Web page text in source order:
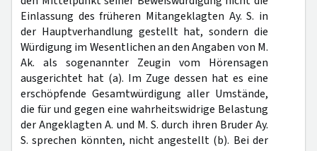
Einlassung des früheren Mitangeklagten Ay. S. in
der Hauptverhandlung gestellt hat, sondern die
Würdigung im Wesentlichen an den Angaben von M.
Ak. als sogenannter Zeugin vom Hörensagen
ausgerichtet hat (a). Im Zuge dessen hat es eine
erschöpfende Gesamtwürdigung aller Umstände,
die für und gegen eine wahrheitswidrige Belastung
der Angeklagten A. und M. S. durch ihren Bruder Ay.
S. sprechen könnten, nicht angestellt (b). Bei der